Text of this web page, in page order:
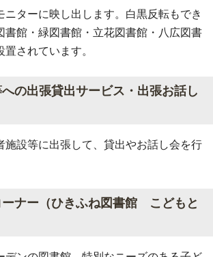
ニターに映し出します。白黒反転もでき
書館・緑図書館・立花図書館・八広図書
されています。
の出張貸出サービス・出張お話し
施設等に出張して、貸出やお話し会を行
ーナー（ひきふね図書館 こどもと